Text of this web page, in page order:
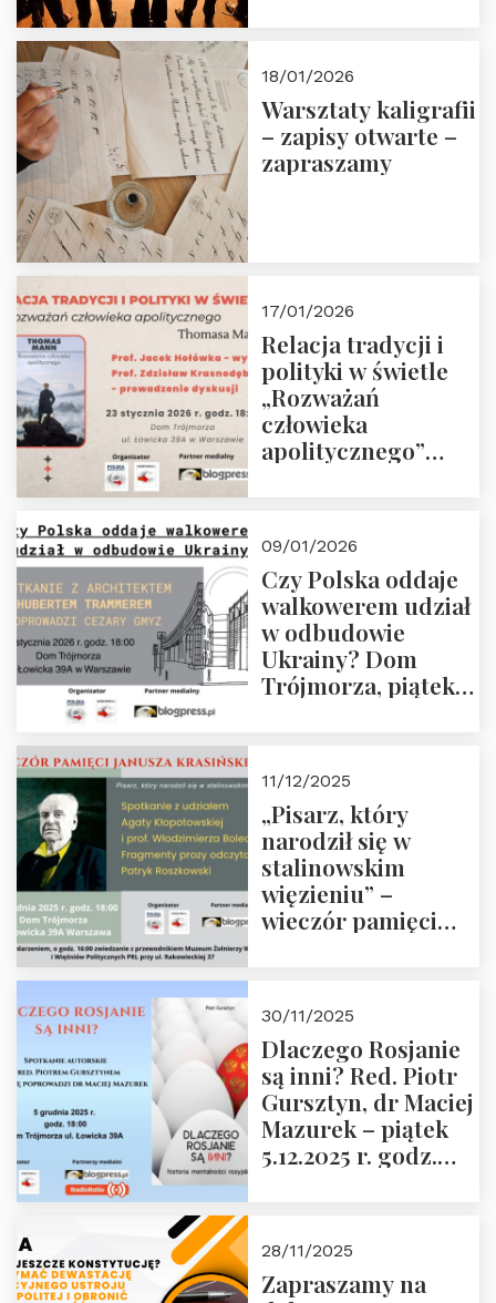
18/01/2026
Warsztaty kaligrafii
– zapisy otwarte –
zapraszamy
17/01/2026
Relacja tradycji i
polityki w świetle
„Rozważań
człowieka
apolitycznego”
godz. 18:00.
Zapraszamy!
09/01/2026
Czy Polska oddaje
walkowerem udział
w odbudowie
Ukrainy? Dom
Trójmorza, piątek
11/12/2025
„Pisarz, który
narodził się w
stalinowskim
więzieniu” –
wieczór pamięci
zwiedzanie
Muzeum Żołnierzy
Wyklętych i
Więźniów
Politycznych PRL o
godz. 16:00 – 19
30/11/2025
Dlaczego Rosjanie
są inni? Red. Piotr
Gursztyn, dr Maciej
Mazurek – piątek
5.12.2025 r. godz.
28/11/2025
Zapraszamy na